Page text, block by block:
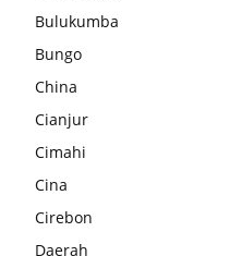
Bulukumba
Bungo
China
Cianjur
Cimahi
Cina
Cirebon
Daerah